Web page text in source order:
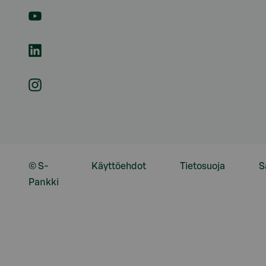
Käyttöehdot Tietosuoja
© S-
Pankki